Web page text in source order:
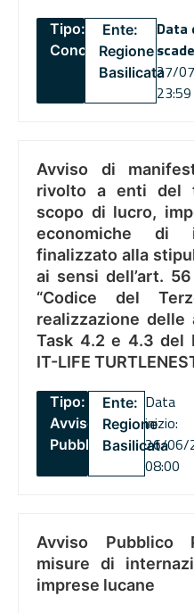
Tipo:
Concorsi
Ente:
Regione
Basilicata
Data
27/
23:59
Avviso di
rivolto a enti del
scopo di lucro,
economiche di
finalizzato alla
ai sensi dell’art.
“Codice del
realizzazione
Task 4.2 e 4.3 del
IT-LIFE
Tipo:
Avviso
Pubblico
Ente:
Regione
Basilicata
Data
inizio:
26/06/
08:00
Avviso Pubblico
misure di
imprese lucane